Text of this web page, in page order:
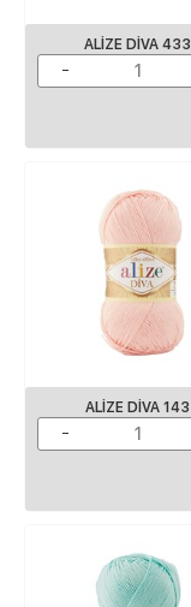
ALIZE DIVA 433
ALIZE DIVA 143